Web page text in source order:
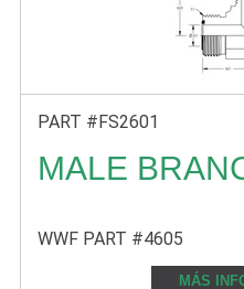
PART #FS2601
MALE
WWF PART #4605
MÁS